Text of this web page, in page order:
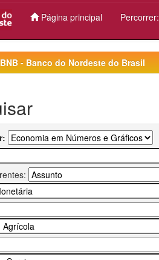
Página principal Percorrer:
- Banco do Nordeste do Brasil